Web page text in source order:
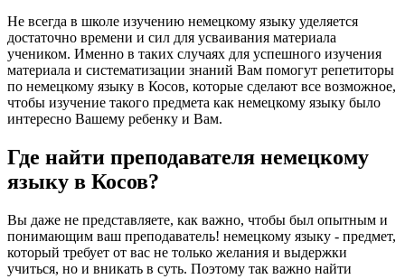
Не всегда в школе изучению немецкому языку уделяется
достаточно времени и сил для усваивания материала
учеником. Именно в таких случаях для успешного изучения
материала и систематизации знаний Вам помогут репетиторы
по немецкому языку в Косов, которые сделают все возможное,
чтобы изучение такого предмета как немецкому языку было
интересно Вашему ребенку и Вам.
Где найти преподавателя немецкому
языку в Косов?
Вы даже не представляете, как важно, чтобы был опытным и
понимающим ваш преподаватель! немецкому языку - предмет,
который требует от вас не только желания и выдержки
учиться, но и вникать в суть. Поэтому так важно найти